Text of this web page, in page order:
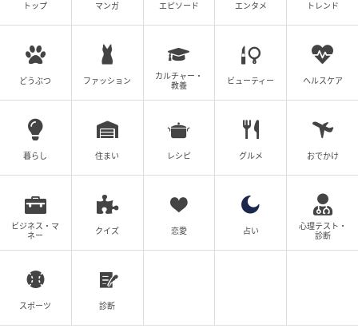
山野しらす
全話一覧を見る
クリエイター情報
山野しらす
ドを題材にし、Instagramなどで発信しています。
作品をもっとみる
の記事をもっとみる
トップ マンガ エピソード エンタメ トレンド
どうぶつ ファッション
カルチャー・
教養
ビューティー ヘルスケア
暮らし 住まい レシピ グルメ おでかけ
ビジネス・マ
ネー
クイズ 恋愛 占い
心理テスト・
診断
スポーツ 診断